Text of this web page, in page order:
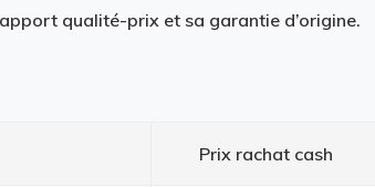
qualité-prix et sa garantie d’origine.
Prix rachat cash